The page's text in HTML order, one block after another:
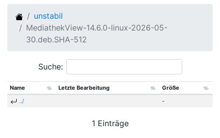
unstabil
MediathekView-14.6.0-linux-2026-05-
30.deb.SHA-512
Suche:
Name Letzte Bearbeitung
Größe
../
-
1 Einträge